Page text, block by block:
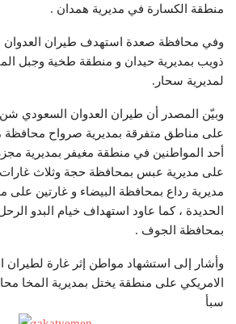
منطقة الكسارة في مديرية همدان .
وفي محافظة صعدة استهدف طيران العدوان
ذويب بمديرية حيدان و منطقة طخية وجبل
لمديرية سحار.
وبيّن المصدر أن طيران العدوان السعودي
على مناطق متفرقة بمديرية صرواح
أحد المواطنين في منطقة مغيفر بمديرية
على مديرية عبس بمحافظة حجة وثلاث
مديرية رداع بمحافظة البيضاء و غارتين على
الحديدة ، كما عاود استهداف خيام البدو
بمحافظة الجوف .
وأشار إلى استشهاد مواطن إثر غارة لطيران
الامريكي على منطقة يختل بمديرية المخا
سبأ